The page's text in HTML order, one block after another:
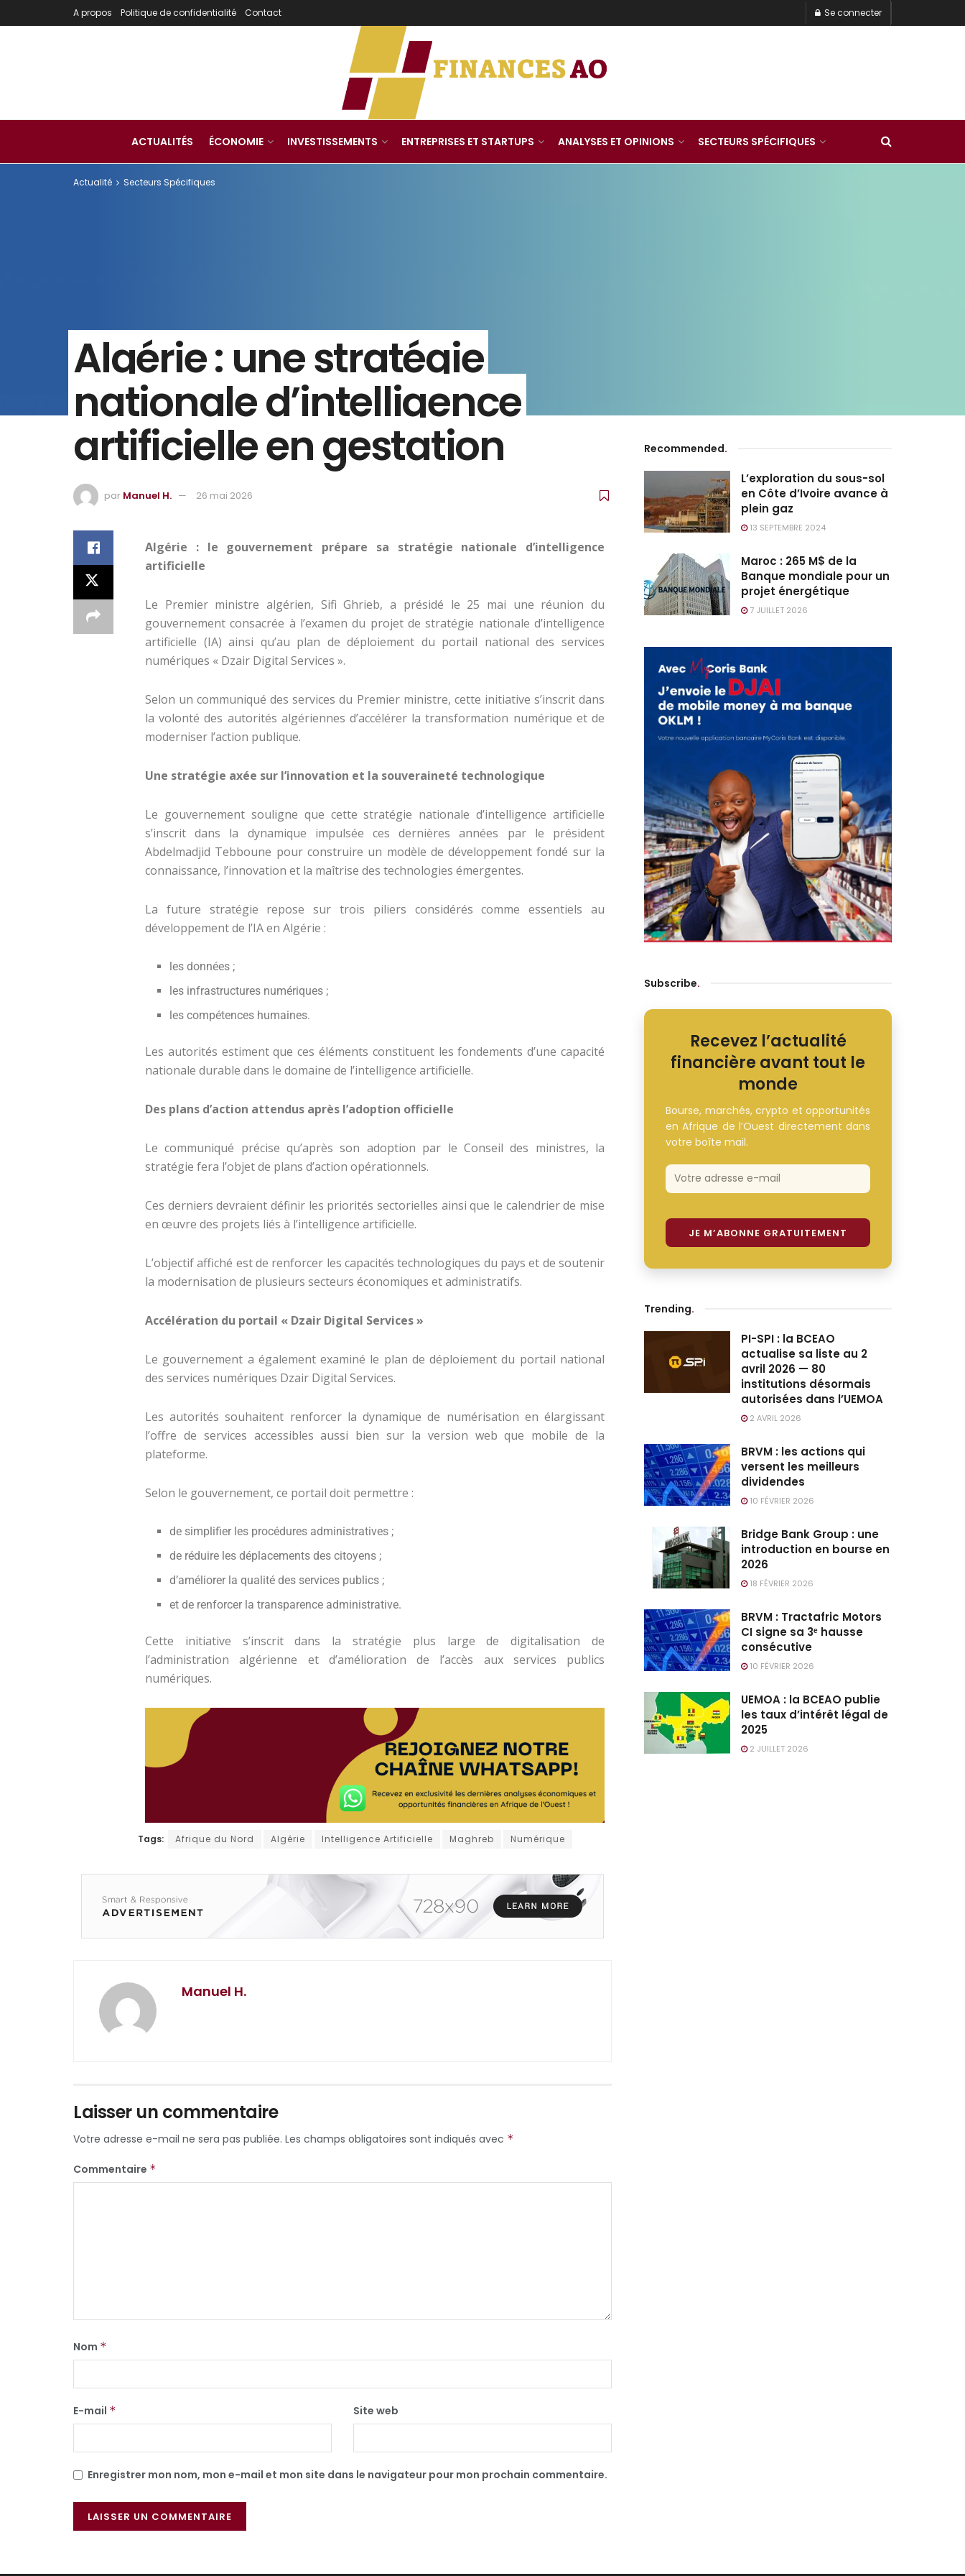
A propos Politique de confidentialité Contact Se connecter
ACTUALITÉS ÉCONOMIE INVESTISSEMENTS ENTREPRISES ET STARTUPS ANALYSES ET OPINIONS SECTEURS SPÉCIFIQUES
Actualité Secteurs Spécifiques
Algérie : une stratégie
nationale d’intelligence
artificielle en gestation
par Manuel H. 26 mai 2026
Algérie : le gouvernement prépare sa stratégie nationale d’intelligence
artificielle
Le Premier ministre algérien, Sifi Ghrieb, a présidé le 25 mai une réunion du
gouvernement consacrée à l’examen du projet de stratégie nationale d’intelligence
artificielle (IA) ainsi qu’au plan de déploiement du portail national des services
numériques « Dzair Digital Services ».
Selon un communiqué des services du Premier ministre, cette initiative s’inscrit dans
la volonté des autorités algériennes d’accélérer la transformation numérique et de
moderniser l’action publique.
Une stratégie axée sur l’innovation et la souveraineté technologique
Le gouvernement souligne que cette stratégie nationale d’intelligence artificielle
s’inscrit dans la dynamique impulsée ces dernières années par le président
Abdelmadjid Tebboune pour construire un modèle de développement fondé sur la
connaissance, l’innovation et la maîtrise des technologies émergentes.
La future stratégie repose sur trois piliers considérés comme essentiels au
développement de l’IA en Algérie :
les données ;
les infrastructures numériques ;
les compétences humaines.
Les autorités estiment que ces éléments constituent les fondements d’une capacité
nationale durable dans le domaine de l’intelligence artificielle.
Des plans d’action attendus après l’adoption officielle
Le communiqué précise qu’après son adoption par le Conseil des ministres, la
stratégie fera l’objet de plans d’action opérationnels.
Ces derniers devraient définir les priorités sectorielles ainsi que le calendrier de mise
en œuvre des projets liés à l’intelligence artificielle.
L’objectif affiché est de renforcer les capacités technologiques du pays et de soutenir
la modernisation de plusieurs secteurs économiques et administratifs.
Accélération du portail « Dzair Digital Services »
Le gouvernement a également examiné le plan de déploiement du portail national
des services numériques Dzair Digital Services.
Les autorités souhaitent renforcer la dynamique de numérisation en élargissant
l’offre de services accessibles aussi bien sur la version web que mobile de la
plateforme.
Selon le gouvernement, ce portail doit permettre :
de simplifier les procédures administratives ;
de réduire les déplacements des citoyens ;
d’améliorer la qualité des services publics ;
et de renforcer la transparence administrative.
Cette initiative s’inscrit dans la stratégie plus large de digitalisation de
l’administration algérienne et d’amélioration de l’accès aux services publics
numériques.
Tags: Afrique du Nord Algérie Intelligence Artificielle Maghreb Numérique
Manuel H.
Laisser un commentaire
Votre adresse e-mail ne sera pas publiée. Les champs obligatoires sont indiqués avec *
Commentaire *
Nom *
E-mail * Site web
Enregistrer mon nom, mon e-mail et mon site dans le navigateur pour mon prochain commentaire.
Recommended.
L’exploration du sous-sol
en Côte d’Ivoire avance à
plein gaz
13 SEPTEMBRE 2024
Maroc : 265 M$ de la
Banque mondiale pour un
projet énergétique
7 JUILLET 2026
Subscribe.
Recevez l’actualité
financière avant tout le
monde
Bourse, marchés, crypto et opportunités
en Afrique de l’Ouest directement dans
votre boîte mail.
Trending.
PI-SPI : la BCEAO
actualise sa liste au 2
avril 2026 — 80
institutions désormais
autorisées dans l’UEMOA
2 AVRIL 2026
BRVM : les actions qui
versent les meilleurs
dividendes
10 FÉVRIER 2026
Bridge Bank Group : une
introduction en bourse en
2026
18 FÉVRIER 2026
BRVM : Tractafric Motors
CI signe sa 3ᵉ hausse
consécutive
10 FÉVRIER 2026
UEMOA : la BCEAO publie
les taux d’intérêt légal de
2025
2 JUILLET 2026